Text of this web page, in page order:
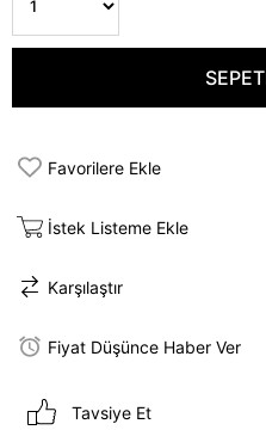
Favorilere Ekle
İstek Listeme Ekle
Karşılaştır
Fiyat Düşünce Haber Ver
Tavsiye Et